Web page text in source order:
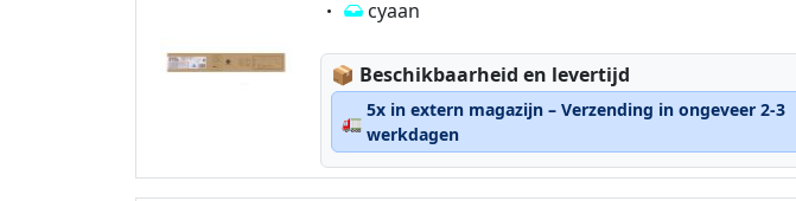
Eigenschaft:
cyaan
📦 Lagerstatus:
Beschikbaarheid en levertijd
🚛
5x in extern magazijn – Verzending in ongeveer 2-3
werkdagen